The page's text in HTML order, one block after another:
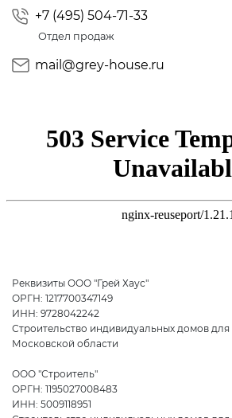
+7 (495) 504-71-33
Отдел продаж
mail@grey-house.ru
Реквизиты ООО "Грей Хаус"
ОРГН: 1217700347149
ИНН: 9728042242
Строительство индивидуальных домов для
Московской области
ООО "Строитель"
ОРГН: 1195027008483
ИНН: 5009118951